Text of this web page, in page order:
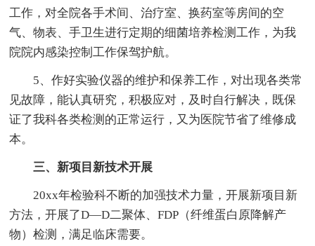
工作，对全院各手术间、治疗室、换药室等房间的空
气、物表、手卫生进行定期的细菌培养检测工作，为我
院院内感染控制工作保驾护航。
5、作好实验仪器的维护和保养工作，对出现各类常
见故障，能认真研究，积极应对，及时自行解决，既保
证了我科各类检测的正常运行，又为医院节省了维修成
本。
三、新项目新技术开展
20xx年检验科不断的加强技术力量，开展新项目新
方法，开展了D—D二聚体、FDP（纤维蛋白原降解产
物）检测，满足临床需要。